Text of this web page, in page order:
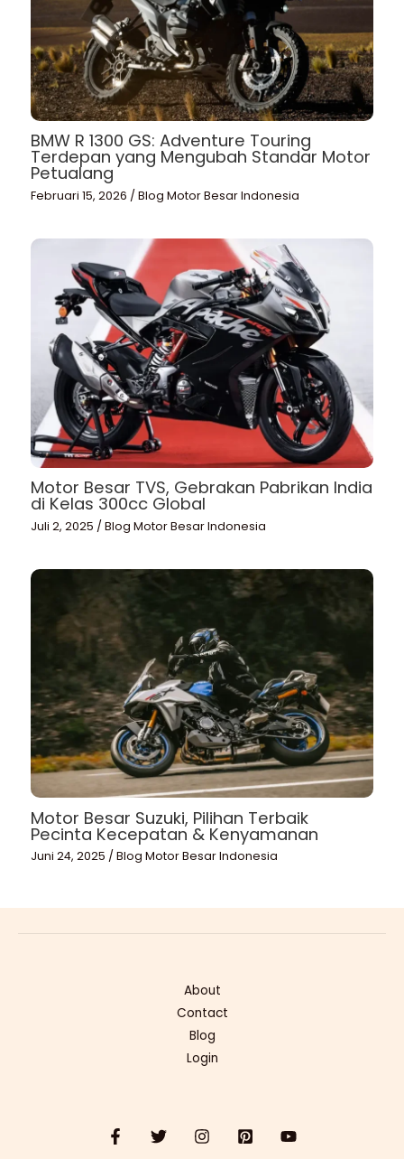
BMW R 1300 GS: Adventure Touring
Terdepan yang Mengubah Standar Motor
Petualang
Februari 15, 2026 /Blog Motor Besar Indonesia
Motor Besar TVS, Gebrakan Pabrikan India
di Kelas 300cc Global
Juli 2, 2025 /Blog Motor Besar Indonesia
Motor Besar Suzuki, Pilihan Terbaik
Pecinta Kecepatan & Kenyamanan
Juni 24, 2025 /Blog Motor Besar Indonesia
About
Contact
Blog
Login